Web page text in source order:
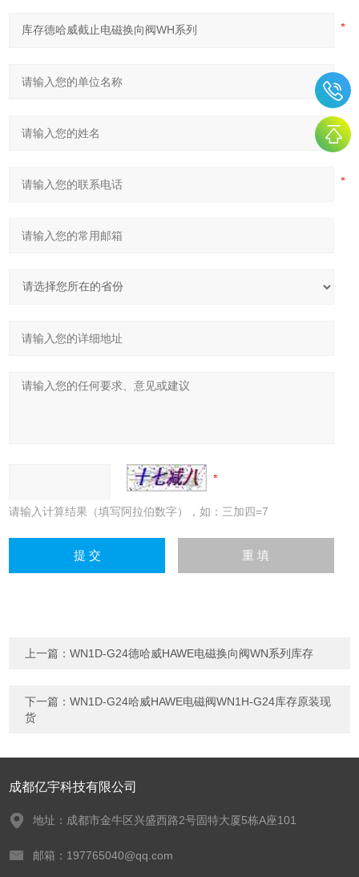
请输入计算结果（填写阿拉伯数字），如：三加四=7
上一篇：WN1D-G24德哈威HAWE电磁换向阀WN系列库存
下一篇：WN1D-G24哈威HAWE电磁阀WN1H-G24库存原装现
货
成都亿宇科技有限公司
地址：成都市金牛区兴盛西路2号固特大厦5栋A座101
邮箱：197765040@qq.com